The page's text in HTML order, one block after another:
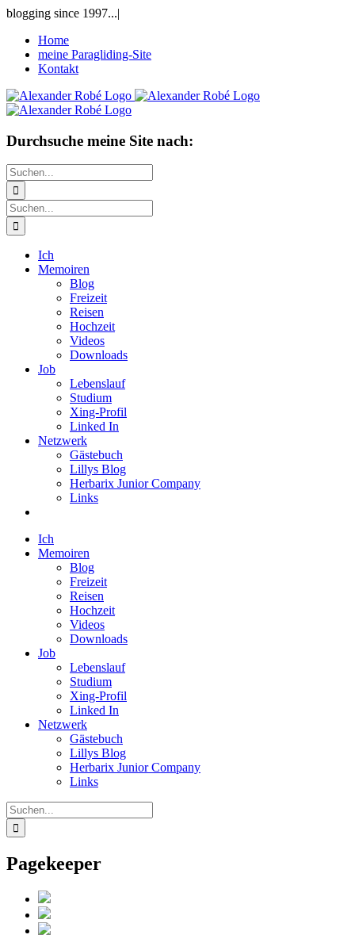
Zum
springen
blogging since 1997...|
Home
meine Paragliding-Site
Kontakt
Durchsuche meine Site nach:
Suche
nach:
Suche
nach:
Ich
Memoiren
Blog
Freizeit
Reisen
Hochzeit
Videos
Downloads
Job
Lebenslauf
Studium
Xing-Profil
Linked In
Netzwerk
Gästebuch
Lillys Blog
Herbarix Junior Company
Links
Ich
Memoiren
Blog
Freizeit
Reisen
Hochzeit
Videos
Downloads
Job
Lebenslauf
Studium
Xing-Profil
Linked In
Netzwerk
Gästebuch
Lillys Blog
Herbarix Junior Company
Links
Suche
nach:
Pagekeeper